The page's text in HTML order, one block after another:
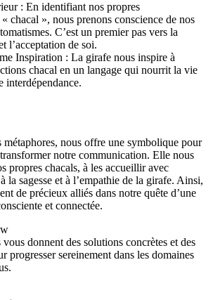
: En identifiant nos propres
chacal », nous prenons conscience de nos
C’est un premier pas vers la
l’acceptation de soi.
Inspiration : La girafe nous inspire à
chacal en un langage qui nourrit la vie
interdépendance.
nous offre une symbolique pour
notre communication. Elle nous
propres chacals, à les accueillir avec
la sagesse et à l’empathie de la girafe. Ainsi,
de précieux alliés dans notre quête d’une
et connectée.
donnent des solutions concrètes et des
progresser sereinement dans les domaines